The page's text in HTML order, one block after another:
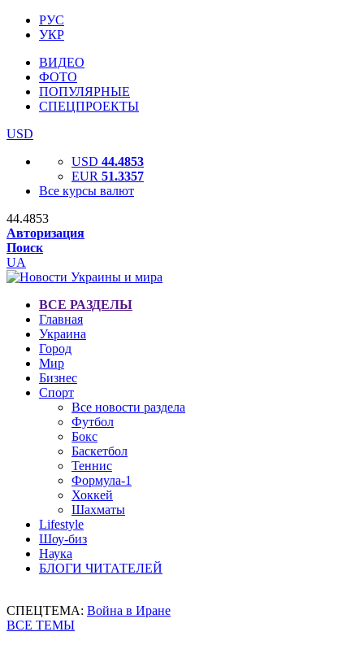
РУС
УКР
ВИДЕО
ФОТО
ПОПУЛЯРНЫЕ
СПЕЦПРОЕКТЫ
USD
USD 44.4853
EUR 51.3357
Все курсы валют
44.4853
Авторизация
Поиск
UA
ВСЕ РАЗДЕЛЫ
Главная
Украина
Город
Мир
Бизнес
Спорт
Все новости раздела
Футбол
Бокс
Баскетбол
Теннис
Формула-1
Хоккей
Шахматы
Lifestyle
Шоу-биз
Наука
БЛОГИ ЧИТАТЕЛЕЙ
СПЕЦТЕМА: Война в Иране
ВСЕ ТЕМЫ